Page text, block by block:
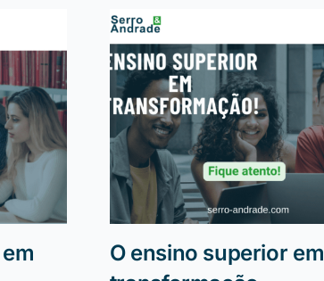
O ensino superior em